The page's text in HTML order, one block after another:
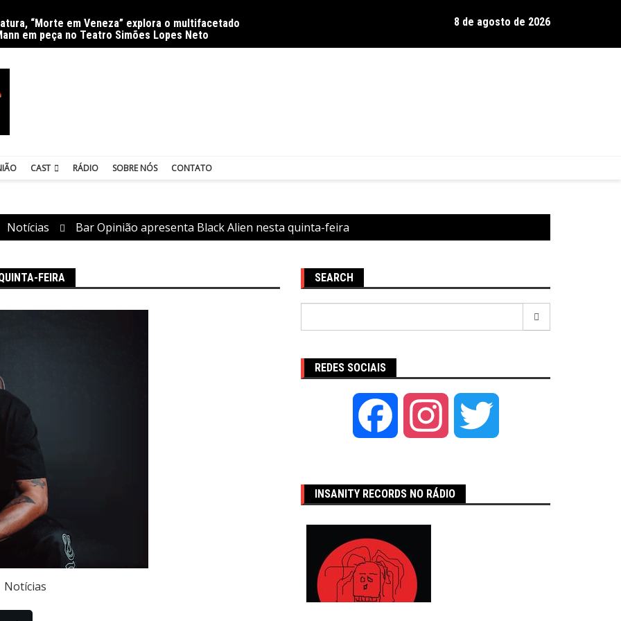
“Morte em Veneza” explora o multifacetado
em peça no Teatro Simões Lopes Neto
Delírios de Hamilton celebra 30 anos de estrada com show no Gravador
8 de agosto de 2026
CAST RÁDIO SOBRE NÓS CONTATO
Notícias Bar Opinião apresenta Black Alien nesta quinta-feira
FEIRA
Notícias
SEARCH
REDES SOCIAIS
Facebook Instagram
INSANITY RECORDS NO RÁDIO